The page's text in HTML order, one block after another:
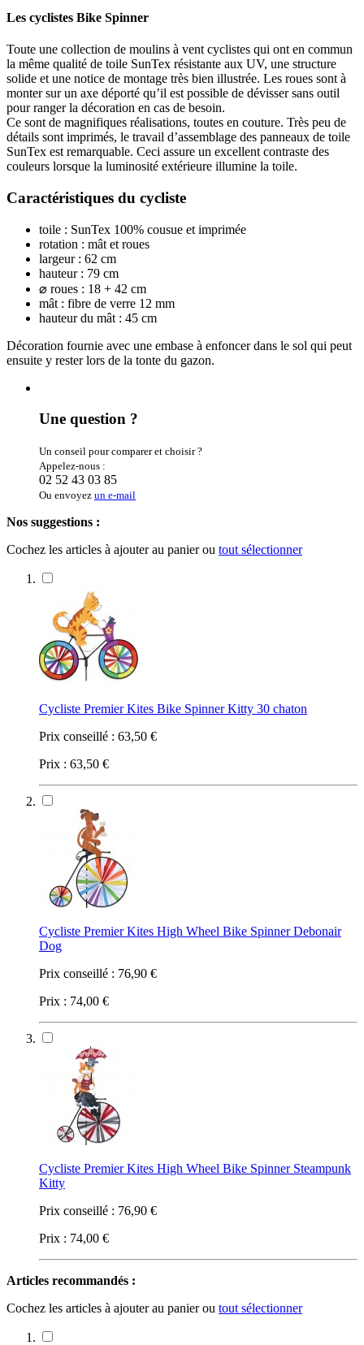
Les cyclistes Bike Spinner
Toute une collection de moulins à vent cyclistes qui ont en commun
la même qualité de toile SunTex résistante aux UV, une structure
solide et une notice de montage très bien illustrée. Les roues sont à
monter sur un axe déporté qu’il est possible de dévisser sans outil
pour ranger la décoration en cas de besoin.
Ce sont de magnifiques réalisations, toutes en couture. Très peu de
détails sont imprimés, le travail d’assemblage des panneaux de toile
SunTex est remarquable. Ceci assure un excellent contraste des
couleurs lorsque la luminosité extérieure illumine la toile.
Caractéristiques du cycliste
toile : SunTex 100% cousue et imprimée
rotation : mât et roues
largeur : 62 cm
hauteur : 79 cm
⌀ roues : 18 + 42 cm
mât : fibre de verre 12 mm
hauteur du mât : 45 cm
Décoration fournie avec une embase à enfoncer dans le sol qui peut
ensuite y rester lors de la tonte du gazon.
Une question ?
Un conseil pour comparer et choisir ?
Appelez-nous :
02 52 43 03 85
Ou envoyez un e-mail
Nos suggestions :
Cochez les articles à ajouter au panier ou tout sélectionner
Cycliste Premier Kites Bike Spinner Kitty 30 chaton
Prix conseillé : 63,50 €
Prix : 63,50 €
Cycliste Premier Kites High Wheel Bike Spinner Debonair
Dog
Prix conseillé : 76,90 €
Prix : 74,00 €
Cycliste Premier Kites High Wheel Bike Spinner Steampunk
Kitty
Prix conseillé : 76,90 €
Prix : 74,00 €
Articles recommandés :
Cochez les articles à ajouter au panier ou tout sélectionner